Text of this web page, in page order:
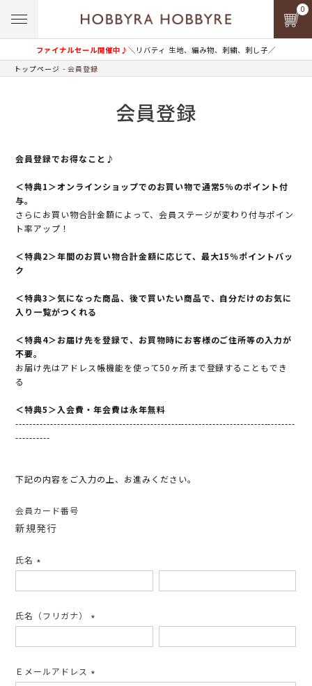
ファイナルセール開催中♪＼リバティ 生地、編み物、刺繍、刺し子／
0
トップページ 会員登録
会員登録
会員登録でお得なこと♪
＜特典1＞オンラインショップでのお買い物で通常5％のポイント付
与。
さらにお買い物合計金額によって、会員ステージが変わり付与ポイン
ト率アップ！
＜特典2＞年間のお買い物合計金額に応じて、最大15％ポイントバッ
ク
＜特典3＞気になった商品、後で買いたい商品で、自分だけのお気に
入り一覧がつくれる
＜特典4＞お届け先を登録で、お買物時にお客様のご住所等の入力が
不要。
お届け先はアドレス帳機能を使って50ヶ所まで登録することもでき
る
＜特典5＞入会費・年会費は永年無料
---------------------------------------------------------------------------------
----------
下記の内容をご入力の上、お進みください。
会員カード番号
新規発行
氏名
須)
氏名（フリガナ）
須)
Ｅメールアドレス